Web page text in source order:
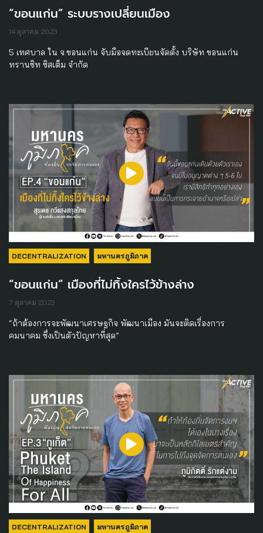
“ขอนแก่น” ระบบรางเปลี่ยนเมือง
14 ตุลาคม 2023
5 เทศบาล ใน จ.ขอนแก่น จับมือจดทะเบียนจัดตั้ง บริษัท ขอนแก่น
ทรานซิท ซิสเต็ม จำกัด
DECENTRALIZATION มหานครภูมิภาค
“ขอนแก่น” เมืองที่ไม่ทิ้งใครไว้ข้างล่าง
7 ตุลาคม 2023
“ถ้าต้องการจะพัฒนาเศรษฐกิจ พัฒนาเมือง มันจะติดเรื่องการ
คมนาคม ซึ่งเป็นตัวปัญหาที่สุด”
DECENTRALIZATION มหานครภูมิภาค